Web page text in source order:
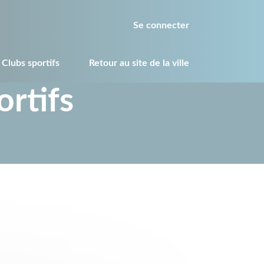
Se connecter
sportifs Retour au site de la ville